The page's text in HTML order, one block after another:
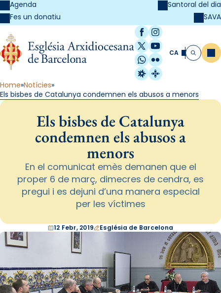
Agenda
Fes un donatiu
Santoral del dia
SAVA
Facebook
Instagram
X / Twitter
YouTube
WhatsApp
Flickr
Radio Estel
Catalunya
CA Cerca
Home Notícies
Els bisbes de Catalunya condemnen els abusos a menors
Els bisbes de Catalunya
condemnen els abusos a
menors
En el comunicat emès demanen que el
proper 6 de març, dimecres de cendra, es
pregui i es dejuni d’una manera especial
per les víctimes
12 Febr, 2019 Església de Barcelona